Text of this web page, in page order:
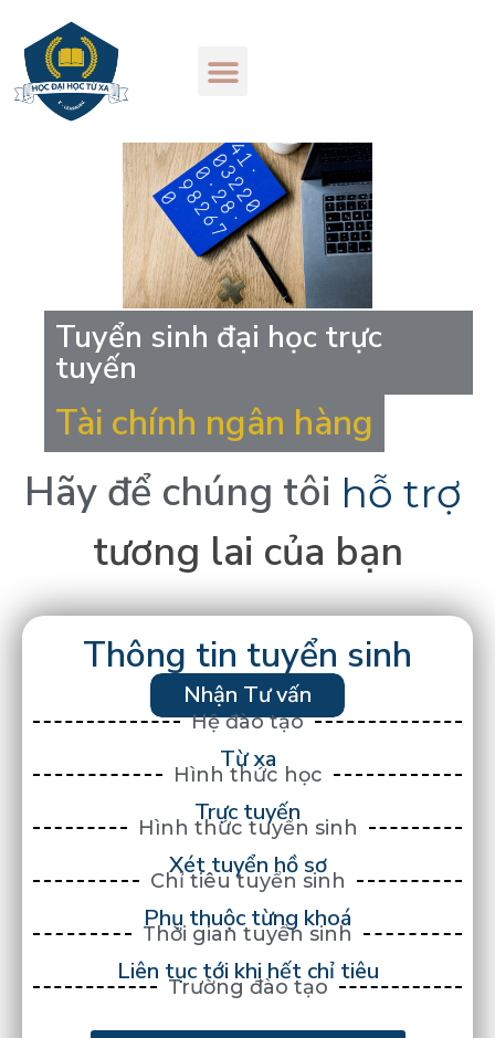
Tuyển sinh đại học trực
tuyến
Tài chính ngân hàng
Hãy để chúng tôi hỗ trợ
tương lai của bạn
Thông tin tuyển sinh
Nhận Tư vấn
Hệ đào tạo
Từ xa
Hình thức học
Trực tuyến
Hình thức tuyển sinh
Xét tuyển hồ sơ
Chỉ tiêu tuyển sinh
Phụ thuộc từng khoá
Thời gian tuyển sinh
Liên tục tới khi hết chỉ tiêu
Trường đào tạo